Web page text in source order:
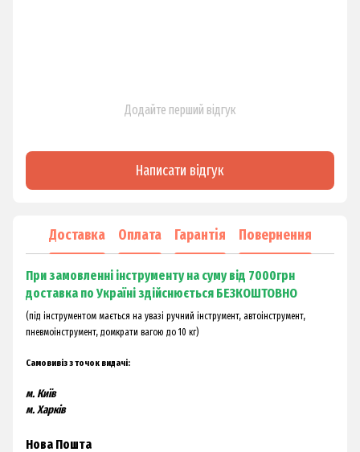
Додайте перший відгук
Написати відгук
Доставка Оплата Гарантія Повернення
При замовленні інструменту на суму від 7000грн
доставка по Україні здійснюється БЕЗКОШТОВНО
(під інструментом мається на увазі ручний інструмент, автоінструмент,
пневмоінструмент, домкрати вагою до 10 кг)
Самовивіз з точок видачі:
м. Київ
м. Харків
Нова Пошта